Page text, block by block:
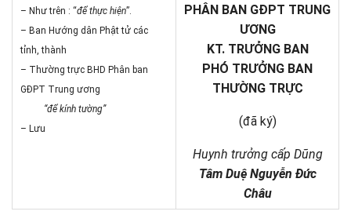
– Như trên : “để thực hiện”.
– Ban Hướng dân Phật tử các
tỉnh, thành
– Thường trực BHD Phân ban
GĐPT Trung ương
“để kính tường”
– Lưu
PHÂN BAN GĐPT TRUNG
ƯƠNG
KT. TRƯỞNG BAN
PHÓ TRƯỞNG BAN
THƯỜNG TRỰC
(đã ký)
Huynh trưởng cấp Dũng
Tâm Duệ Nguyễn Đức
Châu